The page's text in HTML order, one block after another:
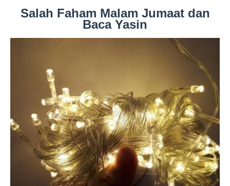
Salah Faham Malam Jumaat dan
Baca Yasin